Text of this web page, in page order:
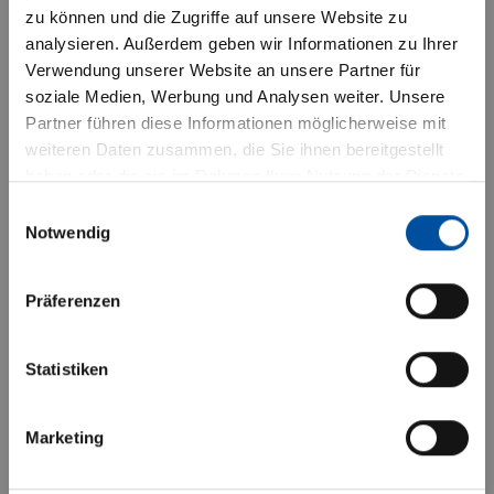
zu können und die Zugriffe auf unsere Website zu
analysieren. Außerdem geben wir Informationen zu Ihrer
Verwendung unserer Website an unsere Partner für
soziale Medien, Werbung und Analysen weiter. Unsere
Partner führen diese Informationen möglicherweise mit
weiteren Daten zusammen, die Sie ihnen bereitgestellt
Notwendig
Präferenzen
Statistiken
Marketing
Risiken
Wertverluste: Markt-, branchen-
Kursverluste sowie
Erhöhte Kursschwankungen: Durch
die Konzentration des Risikos auf
aktien- und anleihespezifische
nachfolgenden Informationen nur
institutionelle Anleger betreffen. Die
Datenschutzerklärung habe ich zur
Kenntnis genommen.“
Mit Drücken des “BESTÄTIGEN”-
Buttons versichere ich, dass ich die
vorstehenden Hinweise gelesen und
verstanden habe und mich mit diesen
Bedingungen einverstanden erkläre.
Bestätigen